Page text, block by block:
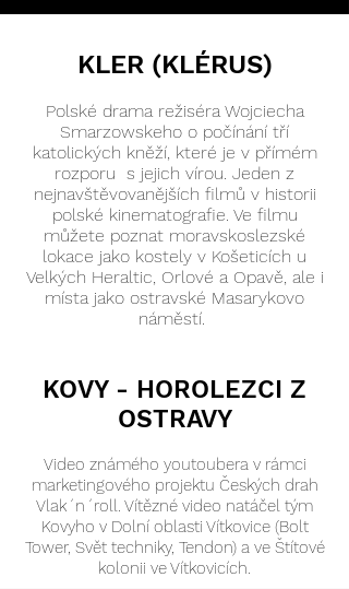
KLER (KLÉRUS)
Polské drama režiséra Wojciecha
Smarzowskeho o počínání tří
katolických kněží, které je v přímém
rozporu s jejich vírou. Jeden z
nejnavštěvovanějších filmů v historii
polské kinematografie. Ve filmu
můžete poznat moravskoslezské
lokace jako kostely v Košeticích u
Velkých Heraltic, Orlové a Opavě, ale i
místa jako ostravské Masarykovo
náměstí.
KOVY - HOROLEZCI Z
OSTRAVY
Video známého youtoubera v rámci
marketingového projektu Českých drah
Vlak´n´roll. Vítězné video natáčel tým
Kovyho v Dolní oblasti Vítkovice (Bolt
Tower, Svět techniky, Tendon) a ve Štítové
kolonii ve Vítkovicích.